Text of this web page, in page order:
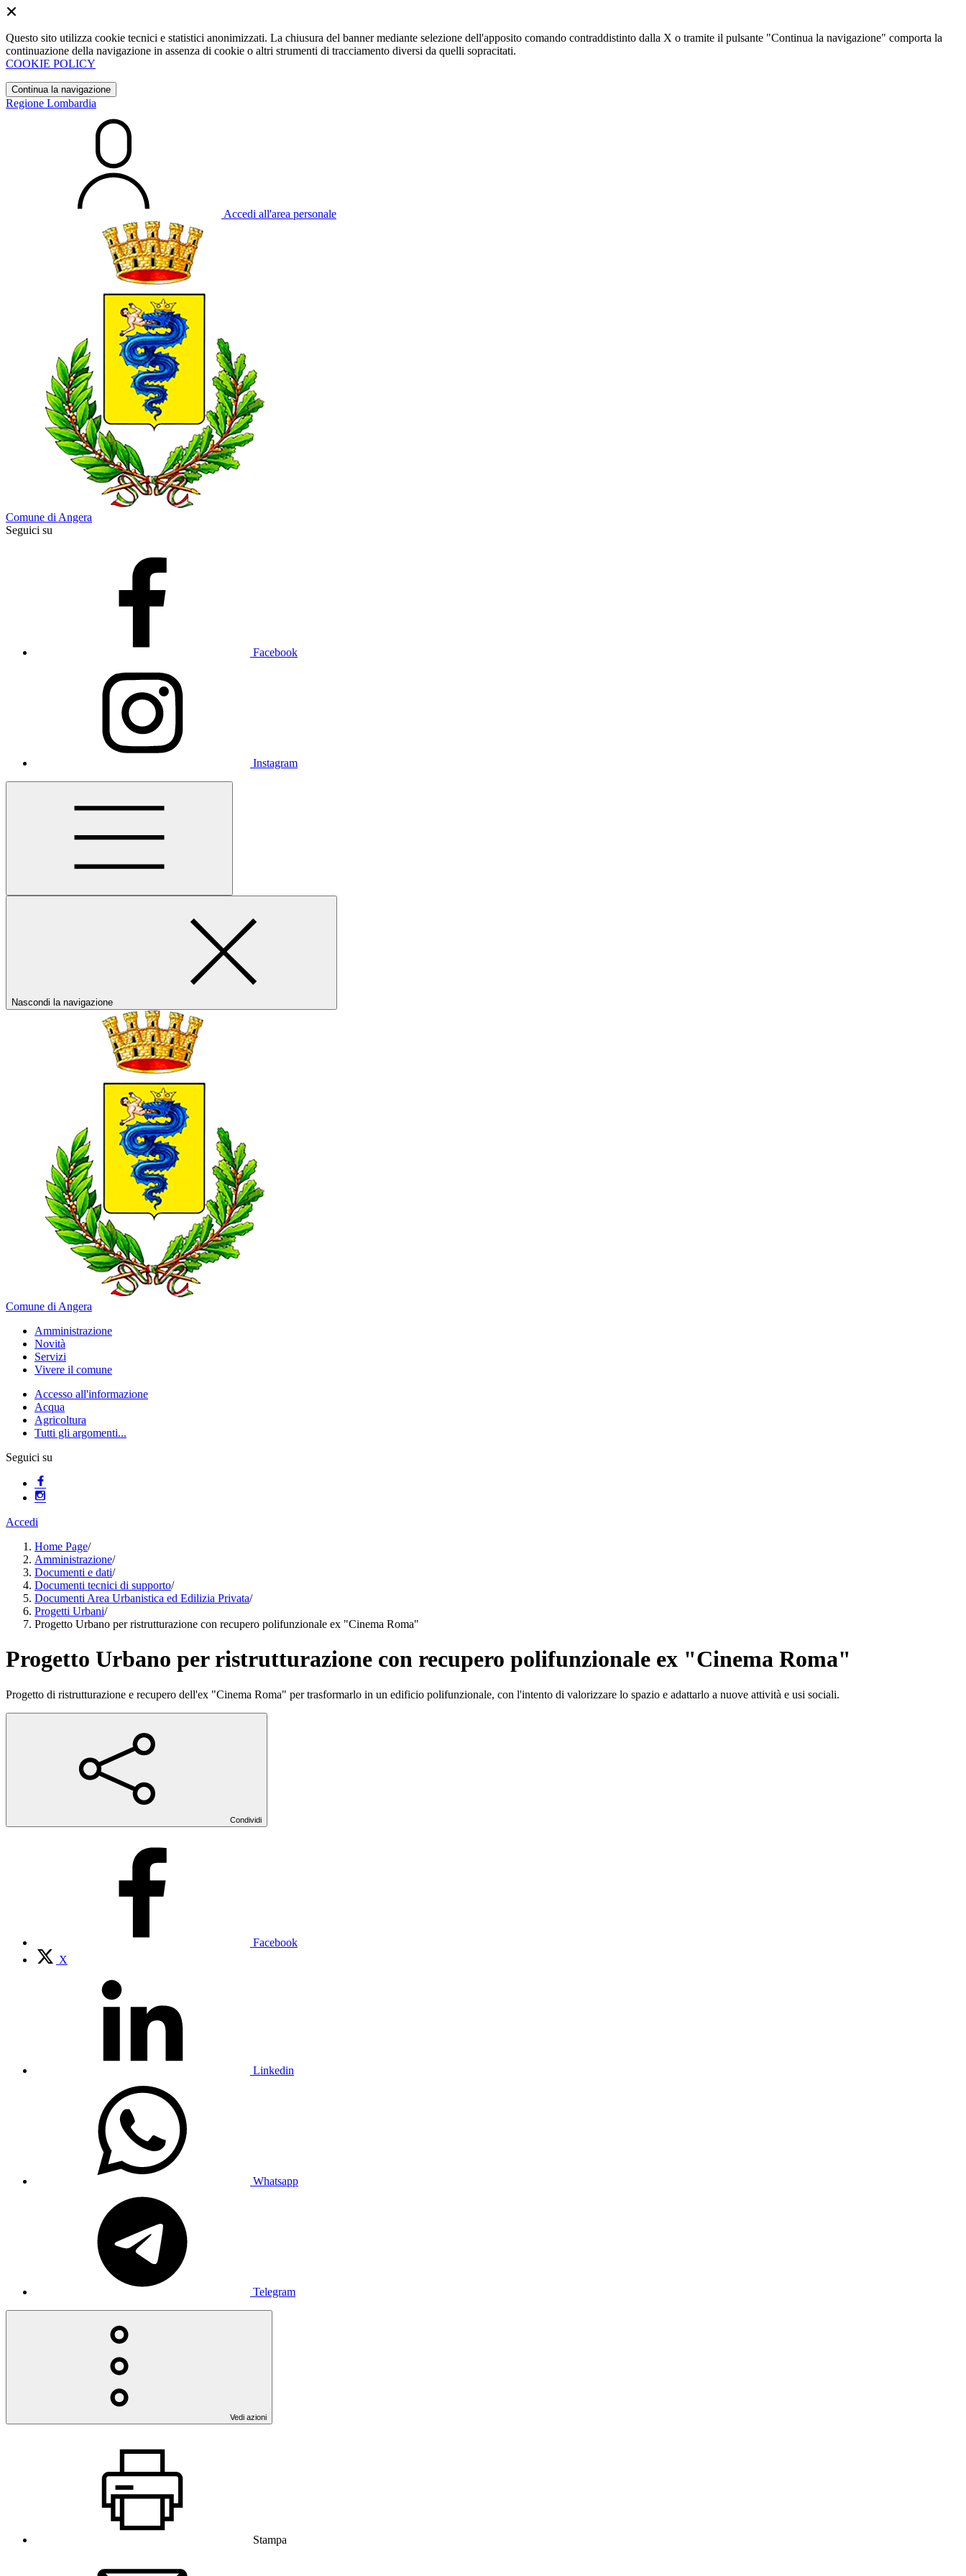
Questo sito utilizza cookie tecnici e statistici anonimizzati. La chiusura del banner mediante selezione dell'apposito comando contraddistinto dalla X o tramite il pulsante "Continua la navigazione" comporta la
continuazione della navigazione in assenza di cookie o altri strumenti di tracciamento diversi da quelli sopracitati.
COOKIE POLICY
Continua la navigazione
Regione Lombardia
Accedi all'area personale
Comune di Angera
Seguici su
Facebook
Instagram
Nascondi la navigazione
Comune di Angera
Amministrazione
Novità
Servizi
Vivere il comune
Accesso all'informazione
Acqua
Agricoltura
Tutti gli argomenti...
Seguici su
Accedi
Home Page/
Amministrazione/
Documenti e dati/
Documenti tecnici di supporto/
Documenti Area Urbanistica ed Edilizia Privata/
Progetti Urbani/
Progetto Urbano per ristrutturazione con recupero polifunzionale ex "Cinema Roma"
Progetto Urbano per ristrutturazione con recupero polifunzionale ex "Cinema Roma"
Progetto di ristrutturazione e recupero dell'ex "Cinema Roma" per trasformarlo in un edificio polifunzionale, con l'intento di valorizzare lo spazio e adattarlo a nuove attività e usi sociali.
Condividi
Facebook
X
Linkedin
Whatsapp
Telegram
Vedi azioni
Stampa